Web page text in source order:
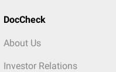
DocCheck
About Us
Investor Relations